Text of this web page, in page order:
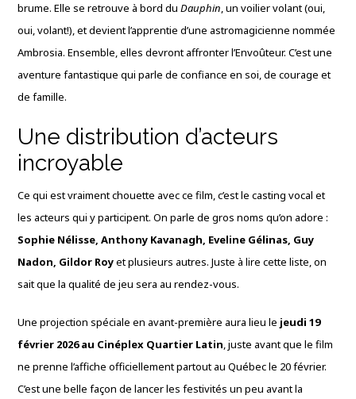
brume. Elle se retrouve à bord duDauphin, un voilier volant (oui,
oui, volant!), et devient l’apprentie d’une astromagicienne nommée
Ambrosia. Ensemble, elles devront affronter l’Envoûteur. C’est une
aventure fantastique qui parle de confiance en soi, de courage et
de famille.
Une distribution d’acteurs
incroyable
Ce qui est vraiment chouette avec ce film, c’est le casting vocal et
les acteurs qui y participent. On parle de gros noms qu’on adore :
Sophie Nélisse, Anthony Kavanagh, Eveline Gélinas, Guy
Nadon, Gildor Royet plusieurs autres. Juste à lire cette liste, on
sait que la qualité de jeu sera au rendez-vous.
Une projection spéciale en avant-première aura lieu le jeudi 19
février 2026 au Cinéplex Quartier Latin, juste avant que le film
ne prenne l’affiche officiellement partout au Québec le 20 février.
C’est une belle façon de lancer les festivités un peu avant la